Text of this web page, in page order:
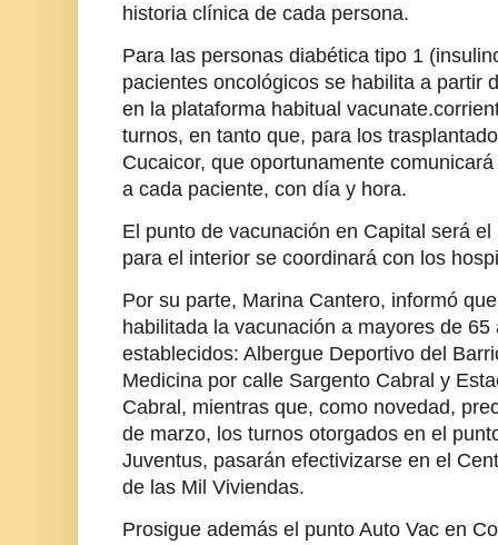
historia clínica de cada persona.
Para las personas diabética tipo 1
pacientes oncológicos se habilita a partir
en la plataforma habitual
turnos, en tanto que, para los
Cucaicor, que oportunamente
a cada paciente, con día y hora.
El punto de vacunación en Capital será
para el interior se coordinará con los
Por su parte, Marina Cantero, informó
habilitada la vacunación a mayores de
establecidos: Albergue Deportivo del
Medicina por calle Sargento Cabral y
Cabral, mientras que, como novedad,
de marzo, los turnos otorgados en el
Juventus, pasarán efectivizarse en el
de las Mil Viviendas.
Prosigue además el punto Auto Vac en